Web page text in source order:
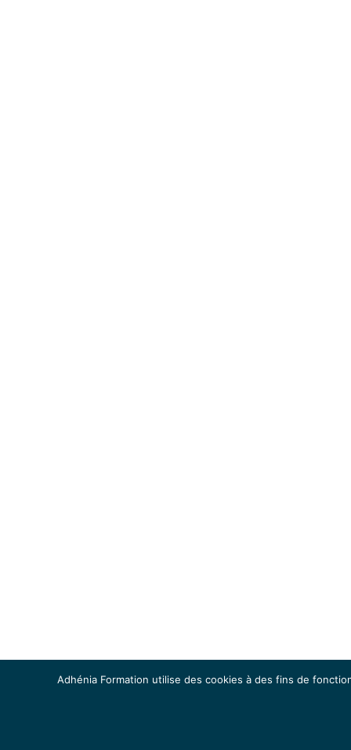
Adhénia Formation utilise des cookies à des fins de